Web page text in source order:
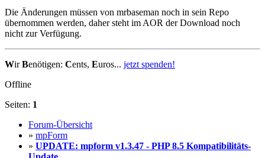
Die Änderungen müssen von mrbaseman noch in sein Repo
übernommen werden, daher steht im AOR der Download noch
nicht zur Verfügung.
WirBenötigen: Cents, Euros... jetzt spenden!
Offline
Seiten: 1
Forum-Übersicht
» mpForm
» UPDATE: mpform v1.3.47 - PHP 8.5 Kompatibilitäts-